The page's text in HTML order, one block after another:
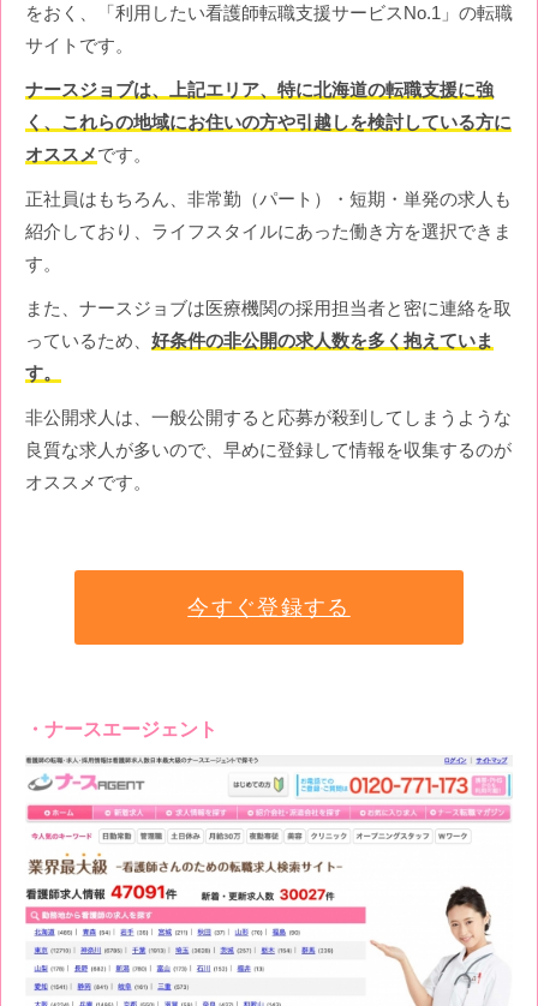
をおく、「利用したい看護師転職支援サービスNo.1」の転職
サイトです。
ナースジョブは、上記エリア、特に北海道の転職支援に強
く、これらの地域にお住いの方や引越しを検討している方に
オススメです。
正社員はもちろん、非常勤（パート）・短期・単発の求人も
紹介しており、ライフスタイルにあった働き方を選択できま
す。
また、ナースジョブは医療機関の採用担当者と密に連絡を取
っているため、 好条件の非公開の求人数を多く抱えていま
す。
非公開求人は、一般公開すると応募が殺到してしまうような
良質な求人が多いので、早めに登録して情報を収集するのが
オススメです。
今すぐ登録する
ナースエージェント